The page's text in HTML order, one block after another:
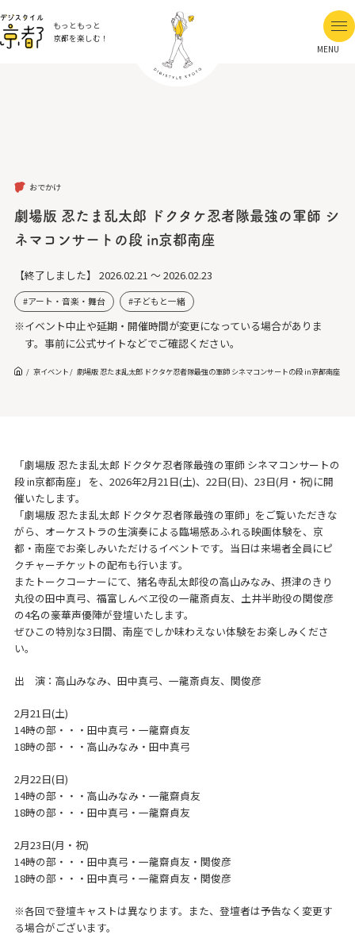
もっともっと
京都を楽しむ！
MENU
おでかけ
劇場版 忍たま乱太郎 ドクタケ忍者隊最強の軍師 シ
ネマコンサートの段 in京都南座
【終了しました】 2026.02.21 ～ 2026.02.23
アート・音楽・舞台 子どもと一緒
※イベント中止や延期・開催時間が変更になっている場合がありま
す。事前に公式サイトなどでご確認ください。
京イベント 劇場版 忍たま乱太郎 ドクタケ忍者隊最強の軍師 シネマコンサートの段 in京都南座
「劇場版 忍たま乱太郎 ドクタケ忍者隊最強の軍師 シネマコンサートの
段 in京都南座」 を、2026年2月21日(土)、22日(日)、23日(月・祝)に開
催いたします。
「劇場版 忍たま乱太郎 ドクタケ忍者隊最強の軍師」をご覧いただきな
がら、オーケストラの生演奏による臨場感あふれる映画体験を、京
都・南座でお楽しみいただけるイベントです。当日は来場者全員にピ
クチャーチケットの配布も行います。
またトークコーナーにて、猪名寺乱太郎役の高山みなみ、摂津のきり
丸役の田中真弓、福富しんべヱ役の一龍斎貞友、土井半助役の関俊彦
の4名の豪華声優陣が登壇いたします。
ぜひこの特別な3日間、南座でしか味わえない体験をお楽しみくださ
い。
出 演：高山みなみ、田中真弓、一龍斎貞友、関俊彦
2月21日(土)
14時の部・・・田中真弓・一龍齋貞友
18時の部・・・高山みなみ・田中真弓
2月22日(日)
14時の部・・・高山みなみ・一龍齋貞友
18時の部・・・田中真弓・一龍齋貞友
2月23日(月・祝)
14時の部・・・田中真弓・一龍齋貞友・関俊彦
18時の部・・・田中真弓・一龍齋貞友・関俊彦
※各回で登壇キャストは異なります。また、登壇者は予告なく変更す
る場合がございます。